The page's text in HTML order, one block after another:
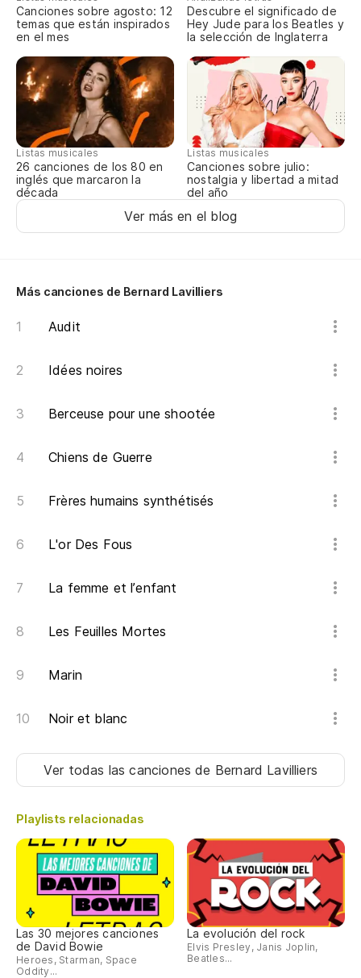
Canciones sobre agosto: 12
temas que están inspirados
en el mes
Descubre el significado de
Hey Jude para los Beatles y
la selección de Inglaterra
Listas musicales
26 canciones de los 80 en
inglés que marcaron la
década
Listas musicales
Canciones sobre julio:
nostalgia y libertad a mitad
del año
Ver más en el blog
Más canciones de Bernard Lavilliers
Audit
Idées noires
Berceuse pour une shootée
Chiens de Guerre
Frères humains synthétisés
L'or Des Fous
La femme et l’enfant
Les Feuilles Mortes
Marin
Noir et blanc
Ver todas las cancionesde Bernard Lavilliers
Playlists relacionadas
Las 30 mejores canciones
de David Bowie
Heroes, Starman, Space
Oddity...
La evolución del rock
Elvis Presley, Janis Joplin,
Beatles...